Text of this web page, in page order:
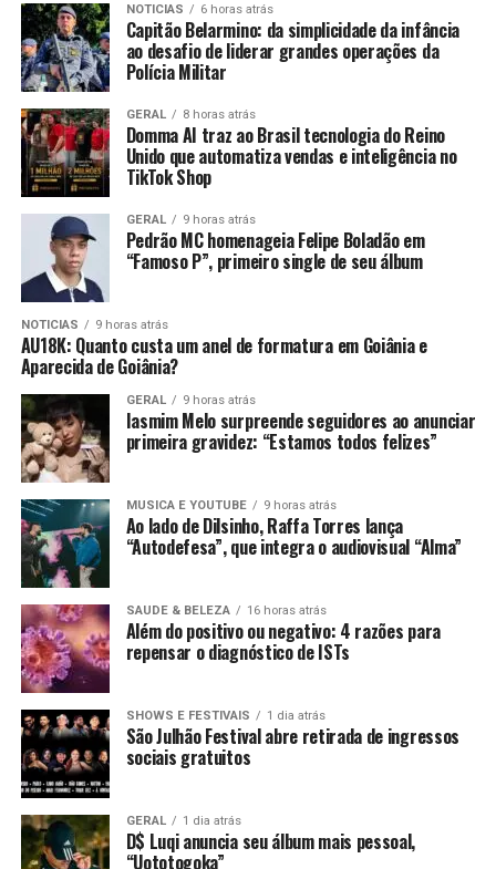
NOTICIAS 6 horas atrás
Capitão Belarmino: da simplicidade da infância
ao desafio de liderar grandes operações da
Polícia Militar
GERAL 8 horas atrás
Domma AI traz ao Brasil tecnologia do Reino
Unido que automatiza vendas e inteligência no
TikTok Shop
GERAL 9 horas atrás
Pedrão MC homenageia Felipe Boladão em
“Famoso P”, primeiro single de seu álbum
NOTICIAS 9 horas atrás
AU18K: Quanto custa um anel de formatura em Goiânia e
Aparecida de Goiânia?
GERAL 9 horas atrás
Iasmim Melo surpreende seguidores ao anunciar
primeira gravidez: “Estamos todos felizes”
MUSICA E YOUTUBE 9 horas atrás
Ao lado de Dilsinho, Raffa Torres lança
“Autodefesa”, que integra o audiovisual “Alma”
SAUDE & BELEZA 16 horas atrás
Além do positivo ou negativo: 4 razões para
repensar o diagnóstico de ISTs
SHOWS E FESTIVAIS 1 dia atrás
São Julhão Festival abre retirada de ingressos
sociais gratuitos
GERAL 1 dia atrás
D$ Luqi anuncia seu álbum mais pessoal,
“Uototogoka”